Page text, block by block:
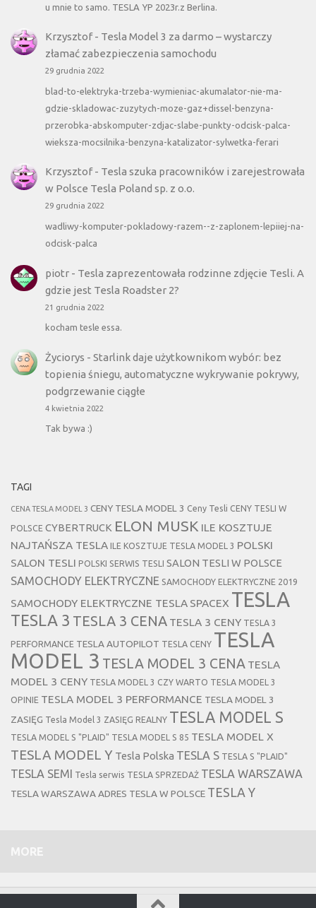
u mnie to samo. TESLA YP 2023r.z Berlina.
Krzysztof- Tesla Model 3 za darmo – wystarczy
złamać zabezpieczenia samochodu
29 grudnia 2022
blad-to-elektryka-trzeba-wymieniac-akumalator-nie-ma-
gdzie-skladowac-zuzytych-moze-gaz+dissel-benzyna-
przerobka-abskomputer-zdjac-slabe-punkty-odcisk-palca-
wieksza-mocsilnika-benzyna-katalizator-sylwetka-ferari
Krzysztof- Tesla szuka pracowników i zarejestrowała
w Polsce Tesla Poland sp. z o.o.
29 grudnia 2022
wadliwy-komputer-pokladowy-razem--z-zaplonem-lepiiej-na-
odcisk-palca
piotr- Tesla zaprezentowała rodzinne zdjęcie Tesli. A
gdzie jest Tesla Roadster 2?
21 grudnia 2022
kocham tesle essa.
Życiorys - Starlink daje użytkownikom wybór: bez
topienia śniegu, automatyczne wykrywanie pokrywy,
podgrzewanie ciągłe
4 kwietnia 2022
Tak bywa :)
TAGI
CENA TESLA MODEL 3 CENY TESLA MODEL 3 Ceny Tesli CENY TESLI W
POLSCE CYBERTRUCK ELON MUSK ILE KOSZTUJE
NAJTAŃSZA TESLA ILE KOSZTUJE TESLA MODEL 3 POLSKI
SALON TESLI POLSKI SERWIS TESLI SALON TESLI W POLSCE
SAMOCHODY ELEKTRYCZNE SAMOCHODY ELEKTRYCZNE 2019
SAMOCHODY ELEKTRYCZNE TESLA SPACEX TESLA
TESLA 3 TESLA 3 CENA TESLA 3 CENY TESLA 3
PERFORMANCE TESLA AUTOPILOT TESLA CENY TESLA
MODEL 3 TESLA MODEL 3 CENA TESLA
MODEL 3 CENY TESLA MODEL 3 CZY WARTO TESLA MODEL 3
OPINIE TESLA MODEL 3 PERFORMANCE TESLA MODEL 3
ZASIĘG Tesla Model 3 ZASIĘG REALNY TESLA MODEL S
TESLA MODEL S "PLAID" TESLA MODEL S 85 TESLA MODEL X
TESLA MODEL Y Tesla Polska TESLA S TESLA S "PLAID"
TESLA SEMI Tesla serwis TESLA SPRZEDAŻ TESLA WARSZAWA
TESLA WARSZAWA ADRES TESLA W POLSCE TESLA Y
MORE